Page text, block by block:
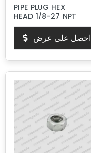
PIPE PLUG HEX
HEAD 1/8-27 NPT
احصل على عرض